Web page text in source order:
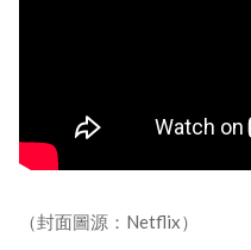
（封面圖源：Netflix）